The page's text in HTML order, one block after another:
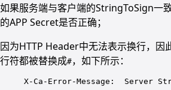
如果服务端与客户端的StringToSign一
的APP Secret是否正确；
因为HTTP Header中无法表示换行，
行符都被替换成#，如下所示：
X-Ca-Error-Message:  Server